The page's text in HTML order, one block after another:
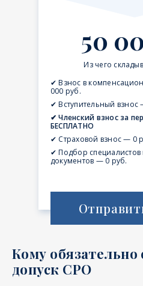
50
Из чего
✔ Взнос в
000 руб.
✔ Вступительный взнос
✔ Членский взнос за
БЕСПЛАТНО
✔ Страховой взнос — 0
✔ Подбор специалистов
документов — 0 руб.
Кому
допуск СРО